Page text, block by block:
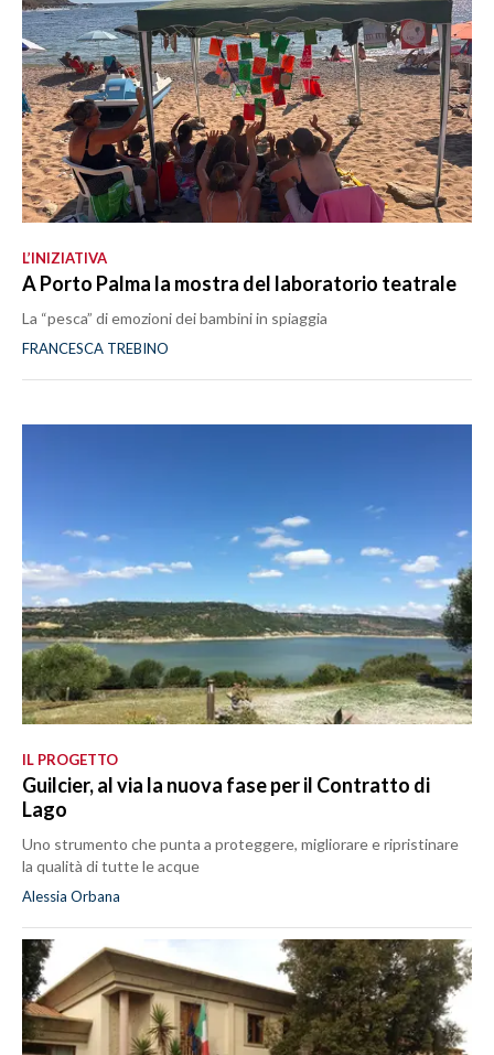
L’INIZIATIVA
A Porto Palma la mostra del laboratorio teatrale
La “pesca” di emozioni dei bambini in spiaggia
FRANCESCA TREBINO
IL PROGETTO
Guilcier, al via la nuova fase per il Contratto di
Lago
Uno strumento che punta a proteggere, migliorare e ripristinare
la qualità di tutte le acque
Alessia Orbana